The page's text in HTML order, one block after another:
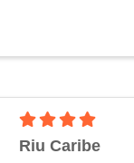
Riu Caribe